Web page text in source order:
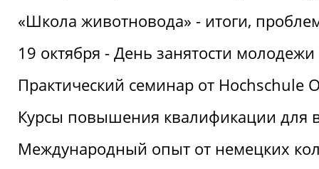
«Школа животновода» - итоги,
19 октября - День занятости молодежи
Практический семинар от Hochschule
Курсы повышения квалификации для
Международный опыт от немецких